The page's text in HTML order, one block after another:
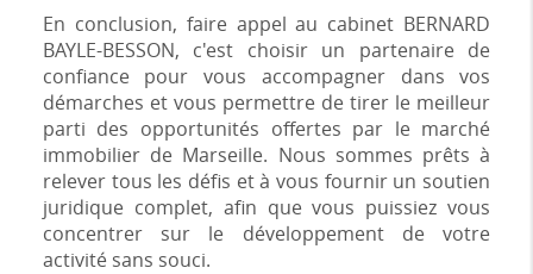
En conclusion, faire appel au cabinet BERNARD
BAYLE-BESSON, c'est choisir un partenaire de
confiance pour vous accompagner dans vos
démarches et vous permettre de tirer le meilleur
parti des opportunités offertes par le marché
immobilier de Marseille. Nous sommes prêts à
relever tous les défis et à vous fournir un soutien
juridique complet, afin que vous puissiez vous
concentrer sur le développement de votre
activité sans souci.